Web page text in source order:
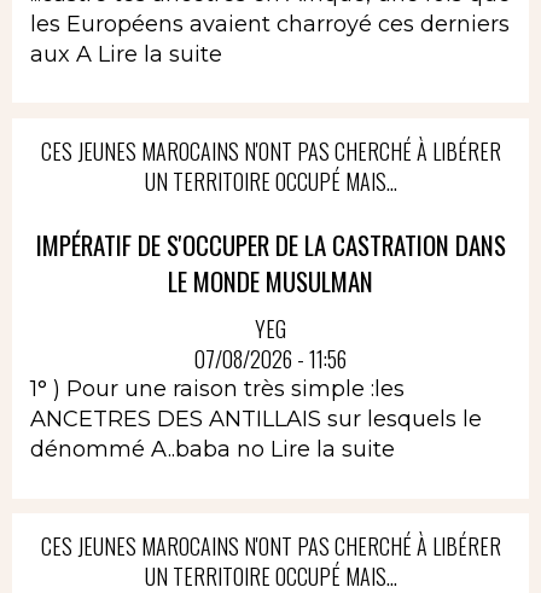
les Européens avaient charroyé ces derniers
aux A Lire la suite
CES JEUNES MAROCAINS N'ONT PAS CHERCHÉ À LIBÉRER
UN TERRITOIRE OCCUPÉ MAIS...
IMPÉRATIF DE S'OCCUPER DE LA CASTRATION DANS
LE MONDE MUSULMAN
YEG
07/08/2026 - 11:56
1° ) Pour une raison très simple :les
ANCETRES DES ANTILLAIS sur lesquels le
dénommé A..baba no Lire la suite
CES JEUNES MAROCAINS N'ONT PAS CHERCHÉ À LIBÉRER
UN TERRITOIRE OCCUPÉ MAIS...